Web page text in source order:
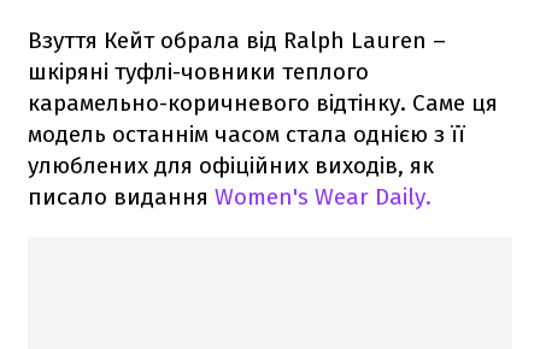
Взуття Кейт обрала від Ralph Lauren –
шкіряні туфлі-човники теплого
карамельно-коричневого відтінку. Саме ця
модель останнім часом стала однією з її
улюблених для офіційних виходів, як
писало видання Women's Wear Daily.